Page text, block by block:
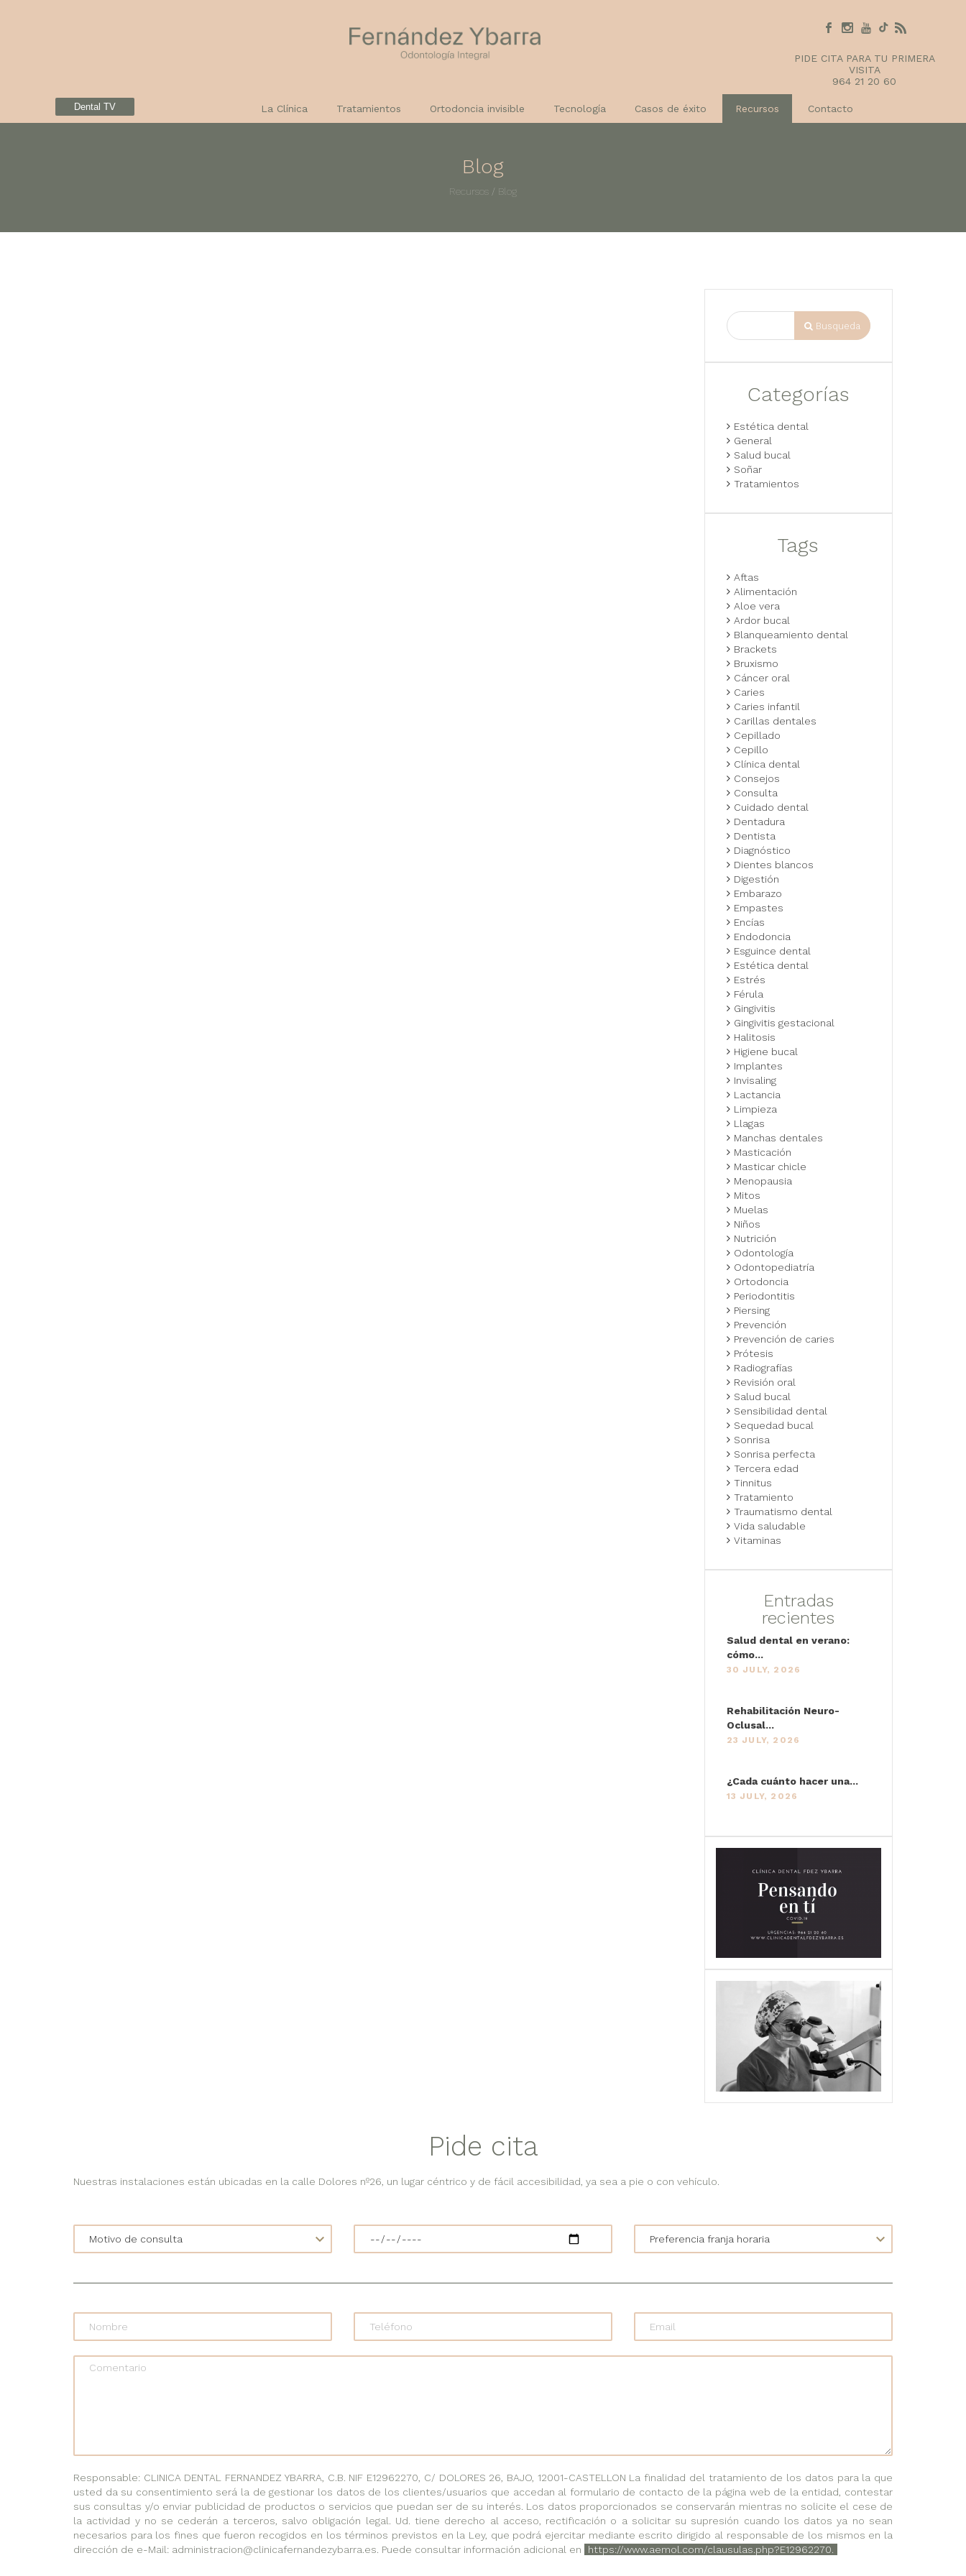
PIDE CITA PARA TU PRIMERA
VISITA
964 21 20 60
Dental TV La Clínica Tratamientos Ortodoncia invisible Tecnología Casos de éxito Recursos Contacto
Blog
Recursos / Blog
Busqueda
Categorías
Estética dental
General
Salud bucal
Soñar
Tratamientos
Tags
Aftas
Alimentación
Aloe vera
Ardor bucal
Blanqueamiento dental
Brackets
Bruxismo
Cáncer oral
Caries
Caries infantil
Carillas dentales
Cepillado
Cepillo
Clínica dental
Consejos
Consulta
Cuidado dental
Dentadura
Dentista
Diagnóstico
Dientes blancos
Digestión
Embarazo
Empastes
Encías
Endodoncia
Esguince dental
Estética dental
Estrés
Férula
Gingivitis
Gingivitis gestacional
Halitosis
Higiene bucal
Implantes
Invisaling
Lactancia
Limpieza
Llagas
Manchas dentales
Masticación
Masticar chicle
Menopausia
Mitos
Muelas
Niños
Nutrición
Odontología
Odontopediatría
Ortodoncia
Periodontitis
Piersing
Prevención
Prevención de caries
Prótesis
Radiografías
Revisión oral
Salud bucal
Sensibilidad dental
Sequedad bucal
Sonrisa
Sonrisa perfecta
Tercera edad
Tinnitus
Tratamiento
Traumatismo dental
Vida saludable
Vitaminas
Entradas
recientes
Salud dental en verano:
cómo...
30 JULY, 2026
Rehabilitación Neuro-
Oclusal...
23 JULY, 2026
¿Cada cuánto hacer una...
13 JULY, 2026
Pide cita
Nuestras instalaciones están ubicadas en la calle Dolores nº26, un lugar céntrico y de fácil accesibilidad, ya sea a pie o con vehículo.
Responsable: CLINICA DENTAL FERNANDEZ YBARRA, C.B. NIF E12962270, C/ DOLORES 26, BAJO, 12001-CASTELLON La finalidad del tratamiento de los datos para la que
usted da su consentimiento será la de gestionar los datos de los clientes/usuarios que accedan al formulario de contacto de la página web de la entidad, contestar
sus consultas y/o enviar publicidad de productos o servicios que puedan ser de su interés. Los datos proporcionados se conservarán mientras no solicite el cese de
la actividad y no se cederán a terceros, salvo obligación legal. Ud. tiene derecho al acceso, rectificación o a solicitar su supresión cuando los datos ya no sean
necesarios para los fines que fueron recogidos en los términos previstos en la Ley, que podrá ejercitar mediante escrito dirigido al responsable de los mismos en la
dirección de e-Mail: administracion@clinicafernandezybarra.es. Puede consultar información adicional en
https://www.aemol.com/clausulas.php?E12962270.